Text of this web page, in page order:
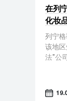
在列
化妆
列宁格
该地区
法”公